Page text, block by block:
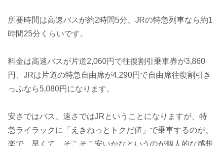
所要時間は高速バスが約2時間5分、JRの特急列車なら約1
時間25分くらいです。
料金は高速バスが片道2,060円で往復割引乗車券が3,860
円、JRは片道の特急自由席が4,290円で自由席往復割引き
っぷなら5,080円になります。
安さではバス、速さではJRということになりますが、特
急ライラックに「えきねっとトクだ値」で乗車するのが、
楽で、早くて、そこそこ安いかなというのが個人的な感想